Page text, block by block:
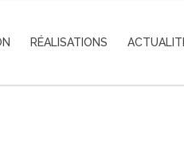
RÉALISATIONS